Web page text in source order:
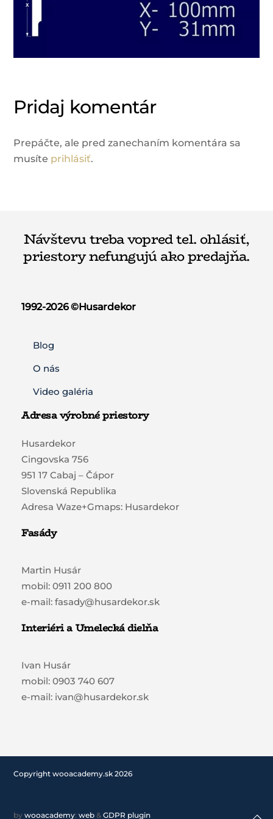
Pridaj komentár
Prepáčte, ale pred zanechaním komentára sa
musíte prihlásiť.
Návštevu treba vopred tel. ohlásiť,
priestory nefungujú ako predajňa.
1992-2026 ©️Husardekor
Blog
O nás
Video galéria
Adresa výrobné priestory
Husardekor
Cingovska 756
951 17 Cabaj – Čápor
Slovenská Republika
Adresa Waze+Gmaps: Husardekor
Fasády
Martin Husár
mobil: 0911 200 800
e-mail: fasady@husardekor.sk
Interiéri a Umelecká dielňa
Ivan Husár
mobil: 0903 740 607
e-mail: ivan@husardekor.sk
Copyright wooacademy.sk 2026
bywooacademy:web &GDPR plugin